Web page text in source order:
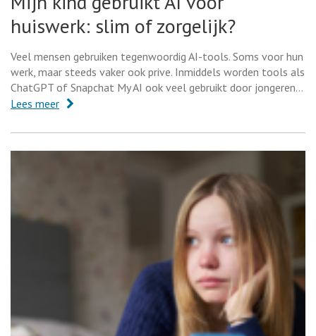
huiswerk: slim of zorgelijk?
Veel mensen gebruiken tegenwoordig AI-tools. Soms voor hun
werk, maar steeds vaker ook prive. Inmiddels worden tools als
ChatGPT of Snapchat My AI ook veel gebruikt door jongeren…
Lees meer